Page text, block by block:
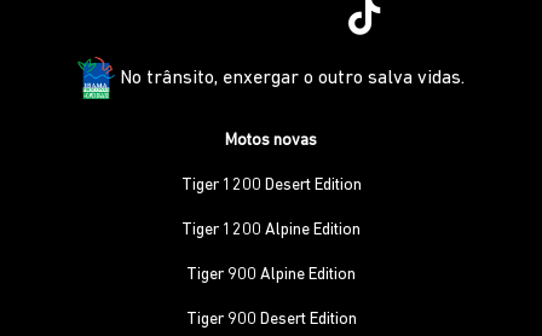
No trânsito, enxergar o outro salva vidas.
Motos novas
Tiger 1200 Desert Edition
Tiger 1200 Alpine Edition
Tiger 900 Alpine Edition
Tiger 900 Desert Edition